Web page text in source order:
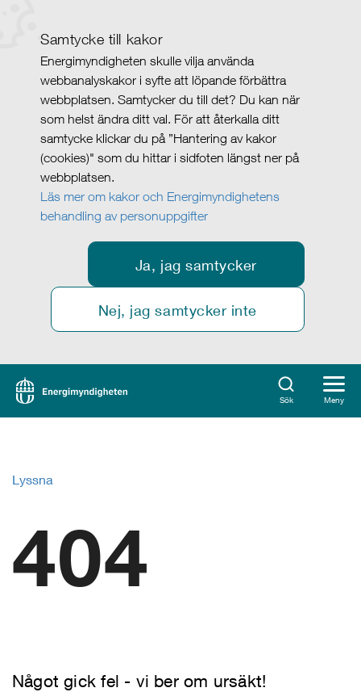
Samtycke till kakor
Energimyndigheten skulle vilja använda
webbanalyskakor i syfte att löpande förbättra
webbplatsen. Samtycker du till det? Du kan när
som helst ändra ditt val. För att återkalla ditt
samtycke klickar du på ”Hantering av kakor
(cookies)" som du hittar i sidfoten längst ner på
webbplatsen.
Läs mer om kakor och Energimyndighetens
behandling av personuppgifter
Ja, jag samtycker
Nej, jag samtycker inte
Sök Meny
Lyssna
404
Något gick fel - vi ber om ursäkt!